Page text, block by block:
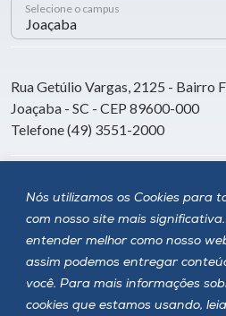
Nós utilizamos os Cookies para
com nosso site mais
entender melhor como nosso
assim podemos entregar
você. Para mais informações
cookies que estamos usando,
Selecione o campus
Rua Getúlio Vargas, 2125 - Bairro
Joaçaba - SC - CEP 89600-000
Telefone (49) 3551-2000
Siga a Unoesc